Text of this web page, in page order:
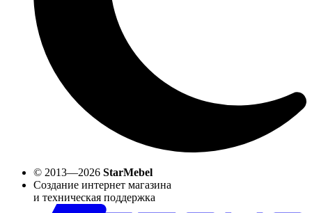
© 2013—2026 StarMebel
Создание интернет магазина
и техническая поддержка